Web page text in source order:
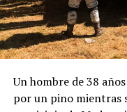
Un hombre de 38
por un pino mientras